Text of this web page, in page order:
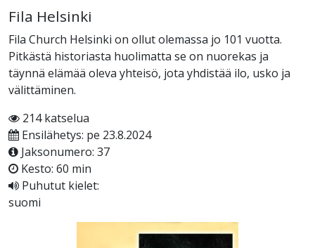
Fila Helsinki
Fila Church Helsinki on ollut olemassa jo 101 vuotta.
Pitkästä historiasta huolimatta se on nuorekas ja
täynnä elämää oleva yhteisö, jota yhdistää ilo, usko ja
välittäminen.
214 katselua
Ensilähetys: pe 23.8.2024
Jaksonumero: 37
Kesto: 60 min
Puhutut kielet:
suomi